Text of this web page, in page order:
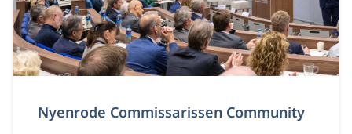
Nyenrode Commissarissen Community